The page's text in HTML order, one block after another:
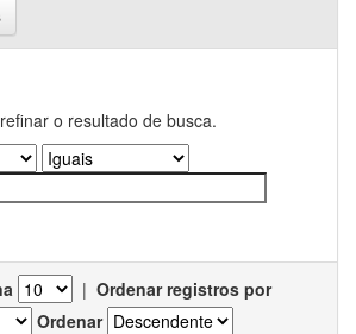
o resultado de busca.
| Ordenar registros por
Ordenar